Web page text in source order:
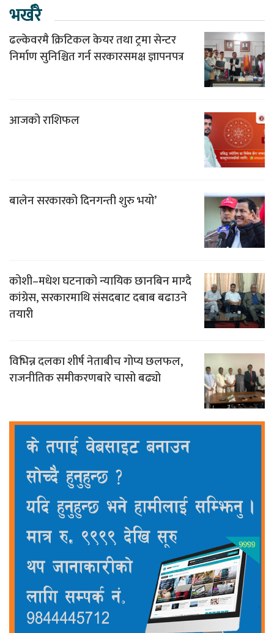
भर्खरै
ढल्केवरमै क्रिटिकल केयर तथा ट्रमा सेन्टर
निर्माण सुनिश्चित गर्न सरकारसमक्ष ज्ञापनपत्र
आजको राशिफल
बालेन सरकारको दिनगन्ती शुरु भयो’
कोशी–मधेश घटनाको न्यायिक छानबिन माग्दै
कांग्रेस, सरकारमाथि संसदबाट दबाब बढाउने
तयारी
विभिन्न दलका शीर्ष नेताबीच गोप्य छलफल,
राजनीतिक समीकरणबारे चासो बढ्यो